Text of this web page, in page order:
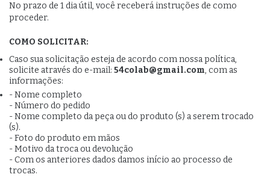
No prazo de 1 dia útil, você receberá instruções de como
proceder.
COMO SOLICITAR:
Caso sua solicitação esteja de acordo com nossa política,
solicite através do e-mail: 54colab@gmail.com, com as
informações:
- Nome completo
- Número do pedido
- Nome completo da peça ou do produto (s) a serem trocado
(s).
- Foto do produto em mãos
- Motivo da troca ou devolução
- Com os anteriores dados damos início ao processo de
trocas.